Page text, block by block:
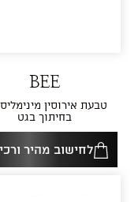
BEE
טבעת אירוסין
בחיתוך בגט
לחישוב מהיר